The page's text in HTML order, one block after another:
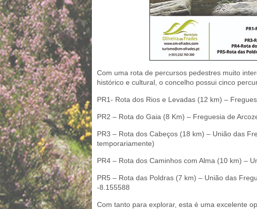
Com uma rota de percursos pedestres muito
histórico e cultural, o concelho possui cinco
PR1- Rota dos Rios e Levadas (12 km) –
PR2 – Rota do Gaia (8 Km) – Freguesia de
PR3 – Rota dos Cabeços (18 km) – União das
temporariamente)
PR4 – Rota dos Caminhos com Alma (10 km) –
PR5 – Rota das Poldras (7 km) – União das
-8.155588
Com tanto para explorar, esta é uma excelente